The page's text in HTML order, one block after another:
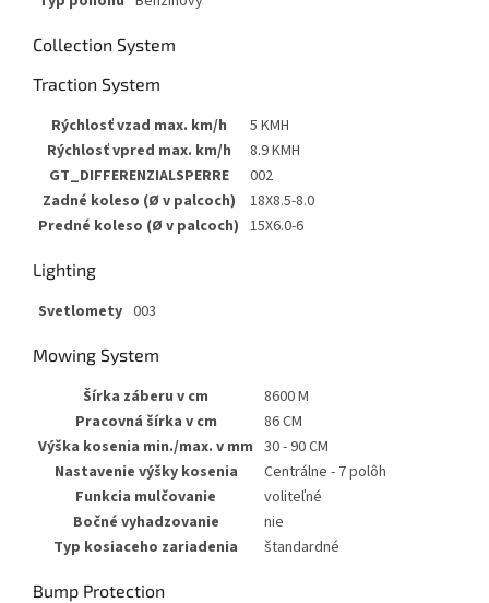
Collection System
Traction System
Rýchlosť vzad max. km/h
5 KMH
Rýchlosť vpred max. km/h
8.9 KMH
GT_DIFFERENZIALSPERRE
002
Zadné koleso (Ø v palcoch)
18X8.5-8.0
Predné koleso (Ø v palcoch) 15X6.0-6
Lighting
Svetlomety 003
Mowing System
Šírka záberu v cm
8600 M
Pracovná šírka v cm
86 CM
Výška kosenia min./max. v mm 30 - 90 CM
Nastavenie výšky kosenia
Centrálne - 7 polôh
Funkcia mulčovanie
voliteľné
Bočné vyhadzovanie
nie
Typ kosiaceho zariadenia
štandardné
Bump Protection